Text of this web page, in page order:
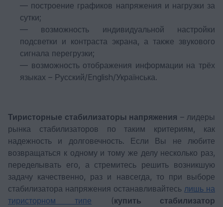
— построение графиков напряжения и нагрузки за
сутки;
— возможность индивидуальной настройки
подсветки и контраста экрана, а также звукового
сигнала перегрузки;
— возможность отображения информации на трёх
языках – Русский/English/Українська.
Тиристорные стабилизаторы напряжения – лидеры
рынка стабилизаторов по таким критериям, как
надежность и долговечность. Если Вы не любите
возвращаться к одному и тому же делу несколько раз,
переделывать его, а стремитесь решить возникшую
задачу качественно, раз и навсегда, то при выборе
стабилизатора напряжения останавливайтесь лишь на
тиристорном типе (купить стабилизатор